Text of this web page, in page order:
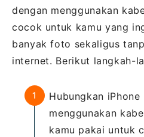
dengan menggunakan
cocok untuk kamu yang
banyak foto sekaligus
internet. Berikut langkah-
Hubungkan
menggunakan
kamu pakai untuk